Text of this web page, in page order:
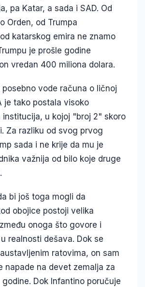
pa Katar, a sada i SAD. Od
Orden, od Trumpa
katarskog emira ne znamo
je prošle godine
vredan 400 miliona dolara.
posebno vode računa o ličnoj
je tako postala visoko
institucija, u kojoj "broj 2" skoro
Za razliku od svog prvog
sada i ne krije da mu je
važnija od bilo koje druge
bi još toga mogli da
obojice postoji velika
onoga što govore i
realnosti dešava. Dok se
ratovima, on sam
napade na devet zemalja za
Dok Infantino poručuje